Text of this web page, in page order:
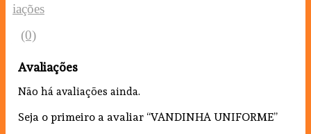
iações
(0)
Avaliações
Não há avaliações ainda.
Seja o primeiro a avaliar “VANDINHA UNIFORME”